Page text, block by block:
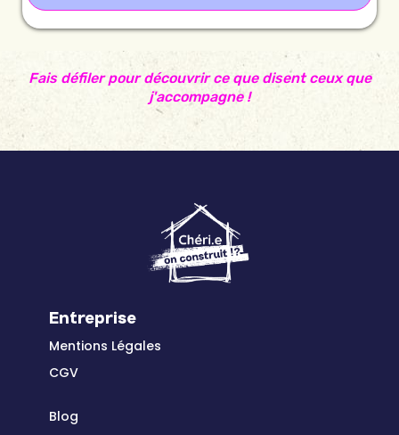
Fais défiler pour découvrir ce que disent ceux que
j'accompagne !
Entreprise
Mentions Légales
CGV
Blog